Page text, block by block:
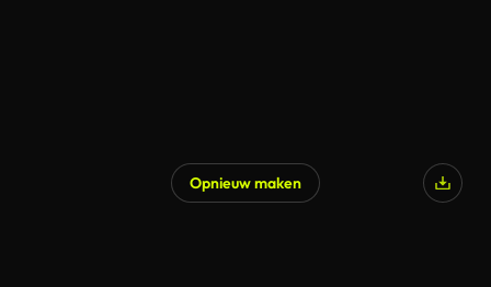
Opnieuw maken